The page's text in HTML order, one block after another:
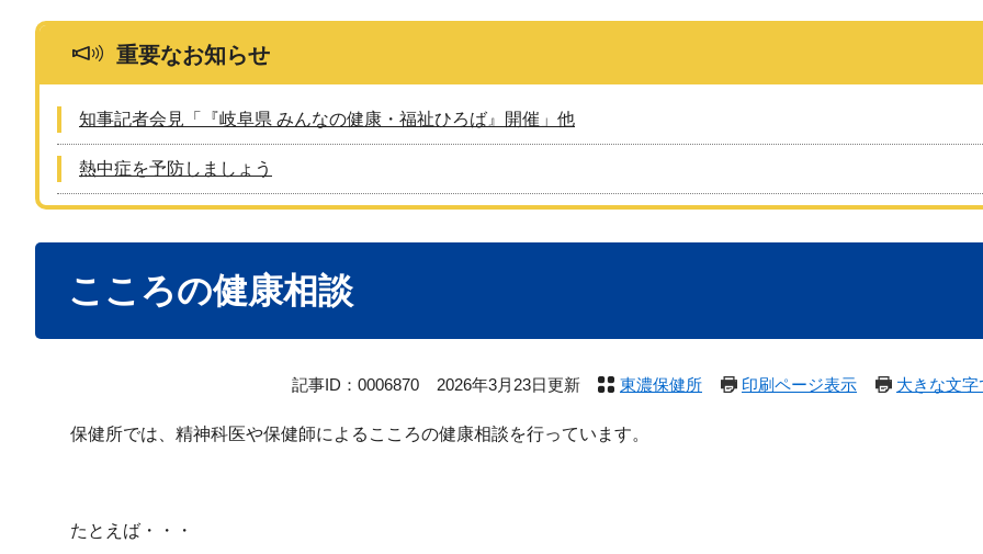
重要なお知らせ
知事記者会見「『岐阜県 みんなの健康・福祉ひろば』開催」他
熱中症を予防しましょう
こころの健康相談
記事ID：0006870 2026年3月23日更新 東濃保健所 印刷ページ表示 大きな文
保健所では、精神科医や保健師によるこころの健康相談を行っています。
たとえば・・・